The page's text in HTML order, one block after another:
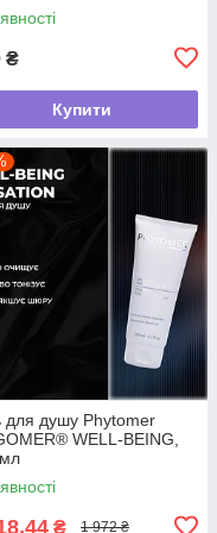
₴
Купити
для душу Phytomer
WELL-BEING,
₴ 1 972 ₴